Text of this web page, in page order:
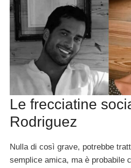
Le frecciatine
Rodriguez
Nulla di così grave, potrebbe
semplice amica, ma è probabile